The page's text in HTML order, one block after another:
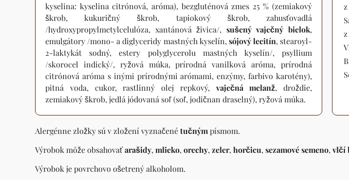
kyselina: kyselina citrónová, aróma), bezgluténová zmes 25 % (zemiakový
škrob, kukuričný škrob, tapiokový škrob, zahusťovadlá
/hydroxypropylmetylcelulóza, xantánová živica/, sušený vaječný bielok,
emulgátory /mono- a diglyceridy mastných kyselín, sójový lecitín, stearoyl-
2-laktykát sodný, estery polyglycerolu mastných kyselín/, psyllium
/skorocel indický/, ryžová múka, prírodná vanilková aróma, prírodná
citrónová aróma s inými prírodnými arómami, enzýmy, farbivo karotény),
pitná voda, cukor, rastlinný olej repkový, vaječná melanž, droždie,
zemiakový škrob, jedlá jódovaná soľ (soľ, jodičnan draselný), ryžová múka.
Alergénne zložky sú v zložení vyznačenétučnýmpísmom.
Výrobok môže obsahovaťarašidy, mlieko, orechy, zeler, horčicu, sezamové semeno, vlčí
Výrobok je povrchovo ošetrený alkoholom.